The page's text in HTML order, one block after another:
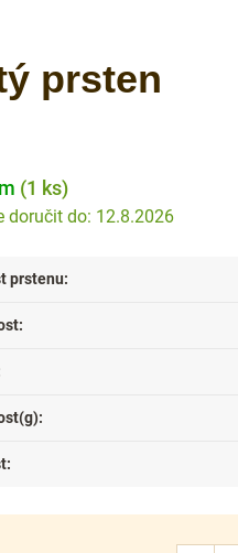
prsten
(1 ks)
12.8.2026
prstenu:
:
:
: